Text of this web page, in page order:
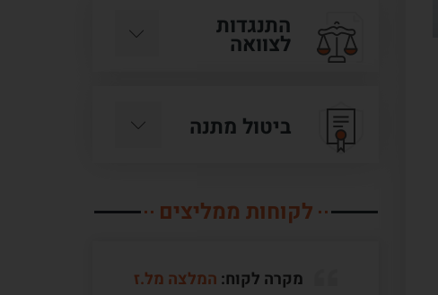
התנגדות
לצוואה
ביטול מתנה
לקוחות ממליצים
מקרה לקוח: המלצה מל.ז